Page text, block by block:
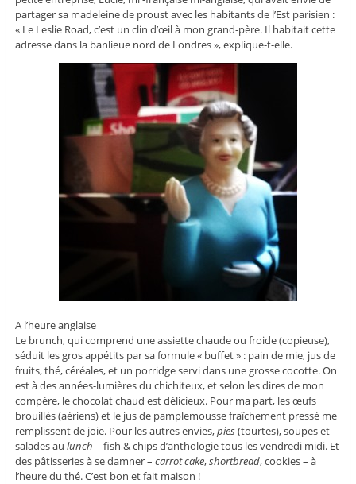
partager sa madeleine de proust avec les habitants de l’Est parisien :
« Le Leslie Road, c’est un clin d’œil à mon grand-père. Il habitait cette
adresse dans la banlieue nord de Londres », explique-t-elle.
A l’heure anglaise
Le brunch, qui comprend une assiette chaude ou froide (copieuse),
séduit les gros appétits par sa formule « buffet » : pain de mie, jus de
fruits, thé, céréales, et un porridge servi dans une grosse cocotte. On
est à des années-lumières du chichiteux, et selon les dires de mon
compère, le chocolat chaud est délicieux. Pour ma part, les œufs
brouillés (aériens) et le jus de pamplemousse fraîchement pressé me
remplissent de joie. Pour les autres envies,pies(tourtes), soupes et
salades au lunch – fish & chips d’anthologie tous les vendredi midi. Et
des pâtisseries à se damner – carrot cake,shortbread, cookies – à
l’heure du thé. C’est bon et fait maison !